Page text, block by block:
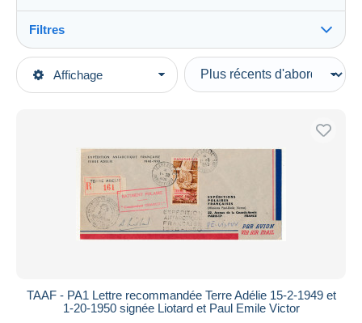
Affichage
Catégories principales
Terres Australes et Antarctiques Françaises (TAAF)
...-1955 Préphilatélie
Filtres
Types de vente
En cours
Enchères sans offres
Maisons de vente
Vendus
depuis
jours
TAAF - PA1 Lettre recommandée Terre Adélie 15-2-1949 et
1-20-1950 signée Liotard et Paul Emile Victor